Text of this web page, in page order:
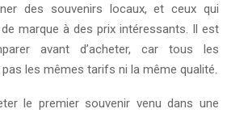
des souvenirs locaux, et ceux qui
marque à des prix intéressants. Il est
avant d’acheter, car tous les
les mêmes tarifs ni la même qualité.
le premier souvenir venu dans une